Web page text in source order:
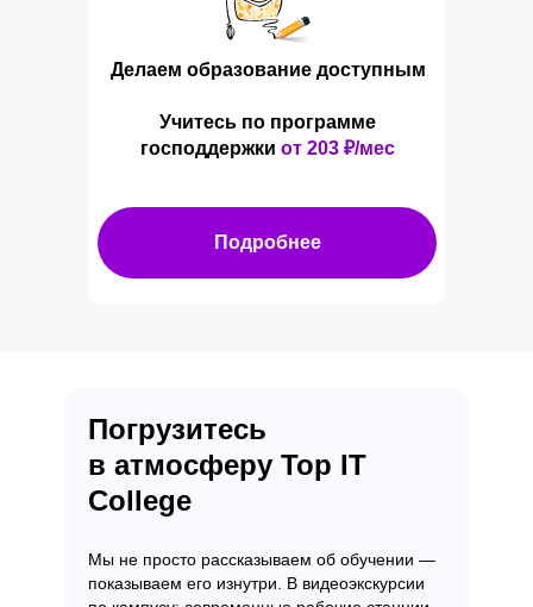
Делаем образование доступным
Учитесь по программе
господдержки от 203 ₽/мес
Подробнее
Погрузитесь
в атмосферу Top IT
College
Мы не просто рассказываем об обучении —
показываем его изнутри. В видеоэкскурсии